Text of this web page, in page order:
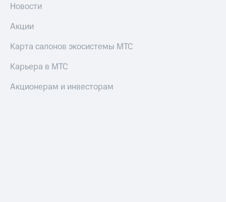
Новости
Акции
Карта салонов экосистемы МТС
Карьера в МТС
Акционерам и инвесторам